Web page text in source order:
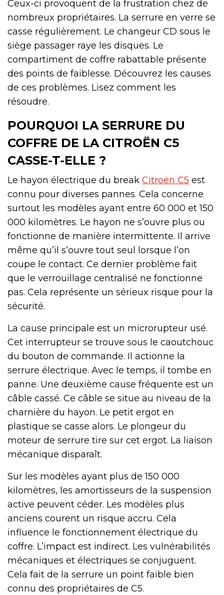
Ceux-ci provoquent de la frustration chez de
nombreux propriétaires. La serrure en verre se
casse régulièrement. Le changeur CD sous le
siège passager raye les disques. Le
compartiment de coffre rabattable présente
des points de faiblesse. Découvrez les causes
de ces problèmes. Lisez comment les
résoudre.
POURQUOI LA SERRURE DU
COFFRE DE LA CITROËN C5
CASSE-T-ELLE ?
Le hayon électrique du break Citroën C5 est
connu pour diverses pannes. Cela concerne
surtout les modèles ayant entre 60 000 et 150
000 kilomètres. Le hayon ne s’ouvre plus ou
fonctionne de manière intermittente. Il arrive
même qu’il s’ouvre tout seul lorsque l’on
coupe le contact. Ce dernier problème fait
que le verrouillage centralisé ne fonctionne
pas. Cela représente un sérieux risque pour la
sécurité.
La cause principale est un microrupteur usé.
Cet interrupteur se trouve sous le caoutchouc
du bouton de commande. Il actionne la
serrure électrique. Avec le temps, il tombe en
panne. Une deuxième cause fréquente est un
câble cassé. Ce câble se situe au niveau de la
charnière du hayon. Le petit ergot en
plastique se casse alors. Le plongeur du
moteur de serrure tire sur cet ergot. La liaison
mécanique disparaît.
Sur les modèles ayant plus de 150 000
kilomètres, les amortisseurs de la suspension
active peuvent céder. Les modèles plus
anciens courent un risque accru. Cela
influence le fonctionnement électrique du
coffre. L’impact est indirect. Les vulnérabilités
mécaniques et électriques se conjuguent.
Cela fait de la serrure un point faible bien
connu des propriétaires de C5.